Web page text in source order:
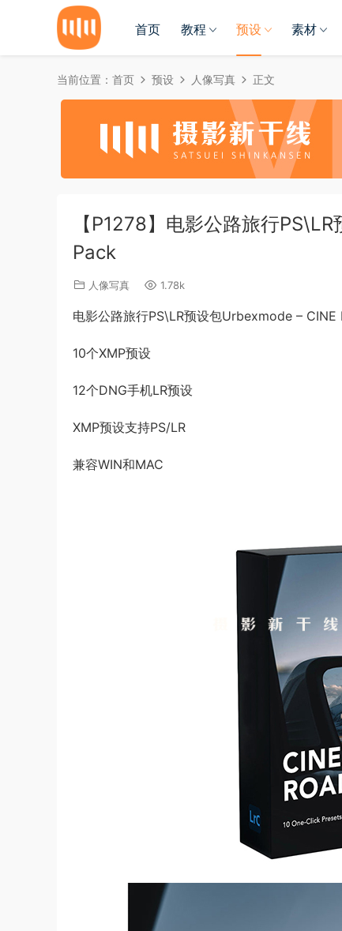
首页 教程 预设 素材
当前位置： 首页 预设 人像写真 正文
【P1278】电影公路旅行
Pack
人像写真 1.78k
电影公路旅行PS\LR预设包Urbexmode – CINE
10个XMP预设
12个DNG手机LR预设
XMP预设支持PS/LR
兼容WIN和MAC